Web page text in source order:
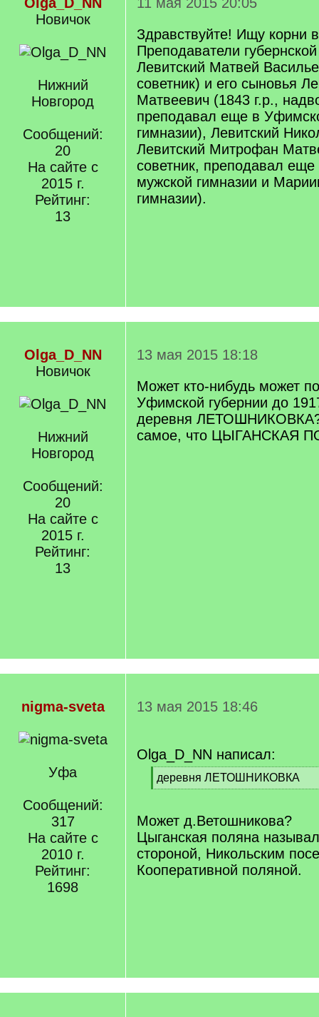
Новичок
Нижний
Новгород
Сообщений:
20
На сайте с
2015 г.
Рейтинг:
13
Здравствуйте! Ищу корни
Преподаватели
Левитский Матвей
советник) и его сыновья
Матвеевич (1843 г.р.,
преподавал еще в
гимназии), Левитский
Левитский Митрофан
советник, преподавал
мужской гимназии и
гимназии).
Olga_D_NN
Новичок
Нижний
Новгород
Сообщений:
20
На сайте с
2015 г.
Рейтинг:
13
13 мая 2015 18:18
Может кто-нибудь может
Уфимской губернии до
деревня ЛЕТОШНИКОВКА?
самое, что ЦЫГАНСКАЯ
nigma-sveta
Уфа
Сообщений:
317
На сайте с
2010 г.
Рейтинг:
1698
13 мая 2015 18:46
Olga_D_NN написал:
[
q
деревня ЛЕТОШНИКОВКА
[
q
]
Может д.Ветошникова?
Цыганская поляна
стороной, Никольским
Кооперативной поляной.